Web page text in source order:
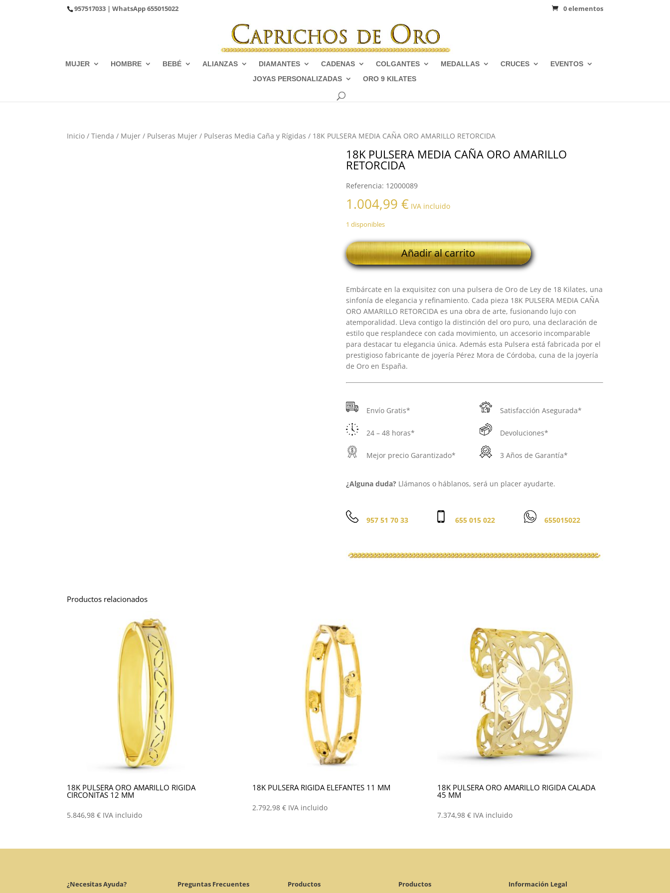
957517033 | WhatsApp655015022 0 elementos
MUJER HOMBRE BEBÉ ALIANZAS DIAMANTES CADENAS COLGANTES MEDALLAS CRUCES
EVENTOS
JOYAS PERSONALIZADAS
ORO 9 KILATES
Inicio /Tienda / Mujer / Pulseras Mujer / Pulseras Media Caña y Rígidas / 18K PULSERA MEDIA CAÑA ORO AMARILLO RETORCIDA
18K PULSERA MEDIA CAÑA ORO AMARILLO
RETORCIDA
Referencia: 12000089
1.004,99 € IVA incluido
1 disponibles
18K
PULSERA
MEDIA
ORO
AMARILLO
RETORCIDA
cantidad
Añadir al carrito
Embárcate en la exquisitez con una pulsera de Oro de Ley de 18 Kilates, una
sinfonía de elegancia y refinamiento. Cada pieza 18K PULSERA MEDIA CAÑA
ORO AMARILLO RETORCIDA es una obra de arte, fusionando lujo con
atemporalidad. Lleva contigo la distinción del oro puro, una declaración de
estilo que resplandece con cada movimiento, un accesorio incomparable
para destacar tu elegancia única. Además esta Pulsera está fabricada por el
prestigioso fabricante de joyería Pérez Mora de Córdoba, cuna de la joyería
de Oro en España.
Envío Gratis*
24 – 48 horas*
Mejor precio Garantizado*
Satisfacción Asegurada*
Devoluciones*
3 Años de Garantía*
¿Alguna duda?Llámanos o háblanos, será un placer ayudarte.
957 51 70 33 655 015 022 655015022
Productos relacionados
18K PULSERA ORO AMARILLO RIGIDA
CIRCONITAS 12 MM
5.846,98€ IVA incluido
18K PULSERA RIGIDA ELEFANTES 11 MM
2.792,98 € IVA incluido
18K PULSERA ORO AMARILLO RIGIDA CALADA
45 MM
7.374,98€ IVA incluido
¿Necesitas Ayuda? Preguntas Frecuentes Productos Productos Información Legal